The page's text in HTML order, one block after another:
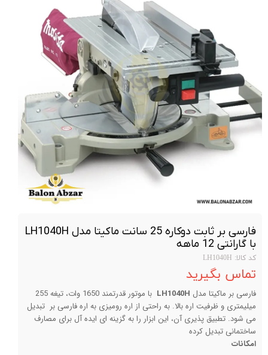
فارسی بر ثابت دوکاره 25 سانت ماکیتا مدل LH1040H
با گارانتی 12 ماهه
کد کالا: LH1040H
تماس بگیرید
فارسی بر ماکیتا مدل LH1040H
با موتور قدرتمند 1650 وات، تیغه 255
میلیمتری و ظرفیت اره بالا. به راحتی از اره رومیزی به اره فارسی بر تبدیل
می شود. تطبیق پذیری آن، این ابزار را به گزینه ای ایده آل برای مصارف
ساختمانی تبدیل کرده
امکانات